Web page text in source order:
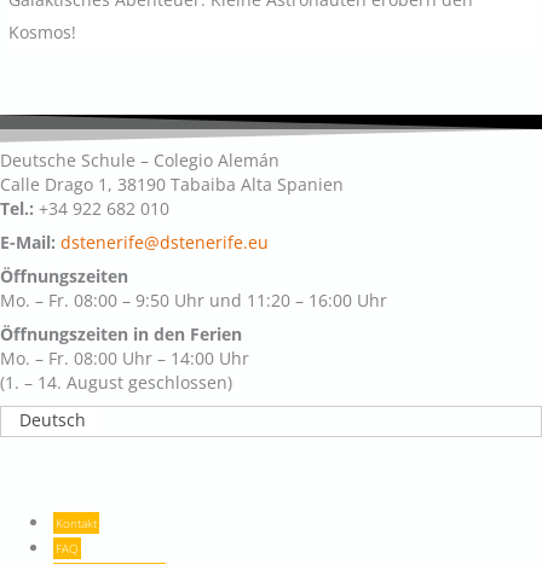
Kosmos!
Deutsche Schule – Colegio Alemán
Calle Drago 1, 38190 Tabaiba Alta Spanien
Tel.: +34 922 682 010
E-Mail: dstenerife@dstenerife.eu
Öffnungszeiten
Mo. – Fr. 08:00 – 9:50 Uhr und 11:20 – 16:00 Uhr
Öffnungszeiten in den Ferien
Mo. – Fr. 08:00 Uhr – 14:00 Uhr
(1. – 14. August geschlossen)
Deutsch
Kontakt
FAQ